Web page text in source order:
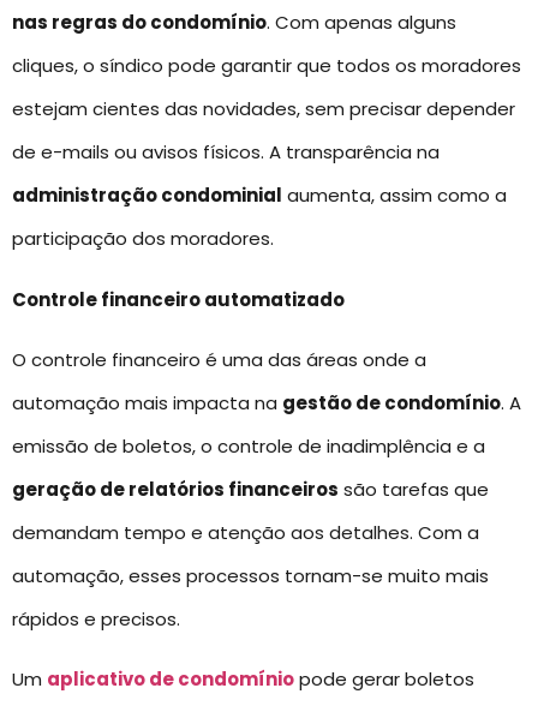
nas regras do condomínio. Com apenas alguns
cliques, o síndico pode garantir que todos os moradores
estejam cientes das novidades, sem precisar depender
de e-mails ou avisos físicos. A transparência na
administração condominial aumenta, assim como a
participação dos moradores.
Controle financeiro automatizado
O controle financeiro é uma das áreas onde a
automação mais impacta na gestão de condomínio. A
emissão de boletos, o controle de inadimplência e a
geração de relatórios financeiros são tarefas que
demandam tempo e atenção aos detalhes. Com a
automação, esses processos tornam-se muito mais
rápidos e precisos.
Um aplicativo de condomíniopode gerar boletos